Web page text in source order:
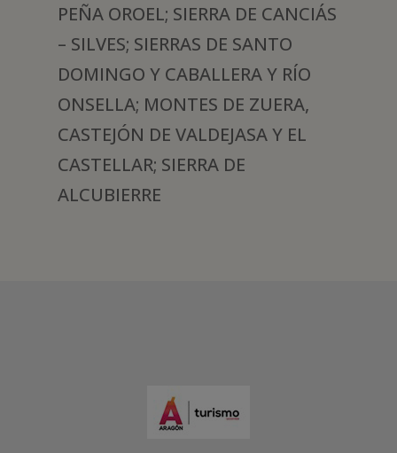
PEÑA OROEL; SIERRA DE CANCIÁS
– SILVES; SIERRAS DE SANTO
DOMINGO Y CABALLERA Y RÍO
ONSELLA; MONTES DE ZUERA,
CASTEJÓN DE VALDEJASA Y EL
CASTELLAR; SIERRA DE
ALCUBIERRE